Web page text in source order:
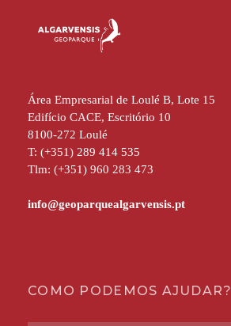
Área Empresarial de Loulé B, Lote 15
Edifício CACE, Escritório 10
8100-272 Loulé
T: (+351) 289 414 535
Tlm: (+351) 960 283 473
COMO PODEMOS AJUDAR?